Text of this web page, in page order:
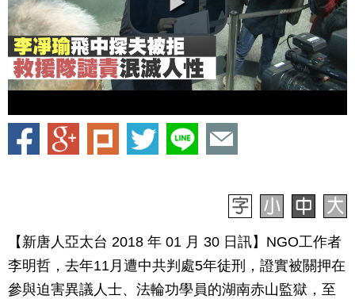
【新唐人亞太台 2018 年 01 月 30 日訊】NGO工作者
李明哲，去年11月遭中共判處5年徒刑，證實被關押在
參與迫害異議人士、法輪功學員的湖南赤山監獄，至